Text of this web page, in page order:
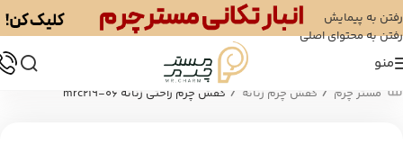
رفتن به پیمایش
رفتن به محتوای اصلی
منو
مستر چرم / کفش چرم زنانه / کفش چرم راحتی زنانه mrc219-06